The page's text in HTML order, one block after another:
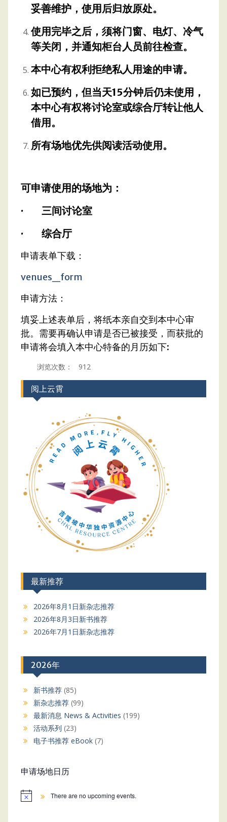
妥善维护，使用后归放原处。
使用完毕之后，须将门窗、电灯、冷气
等关闭，并通知柜台人员前往检查。
本中心有权利拒绝私人用途的申请。
如已预约，但当天15分钟后仍未使用，
本中心有权将讨论室或综合厅转让他人
借用。
所有场地优先供阅读活动使用。
可申请使用的场地为：
· 三间讨论室
· 综合厅
申请表单下载：
venues_form
申请方法：
填妥上述表单后，将纸本亲自交到本中心审
批。需要再确认申请是否已被接受，而获批的
申请将会填入本中心特备的月历如下:
浏览次数： 912
阅上云霄
最新推荐
2026年8月1日新杂志推荐
2026年8月3日新书推荐
2026年7月1日新杂志推荐
2026年
新书推荐(85)
新杂志推荐(99)
最新消息 News & Activities (199)
活动系列 (23)
电子书推荐 eBook(7)
申请场地日历
There are no upcoming events.